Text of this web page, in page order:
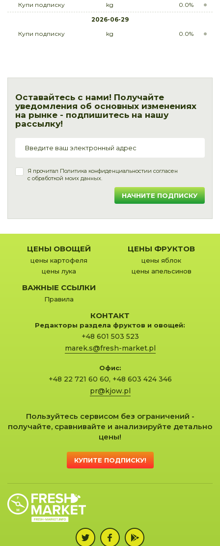
Купи подписку
kg
0.0%
2026-06-29
Купи подписку
kg 0.0%
Оставайтесь с нами! Получайте
уведомления об основных изменениях
на рынке - подпишитесь на нашу
рассылку!
Я прочитал Политика конфиденциальностии согласен
с обработкой моих данных.
НАЧНИТЕ ПОДПИСКУ
ЦЕНЫ ОВОЩЕЙ
цены картофеля
цены лука
ЦЕНЫ ФРУКТОВ
цены яблок
цены апельсинов
ВАЖНЫЕ ССЫЛКИ
Правила
КОНТАКТ
Редакторы раздела фруктов и овощей:
+48 601 503 523
marek.s@fresh-market.pl
Офис:
+48 22 721 60 60, +48 603 424 346
pr@kjow.pl
Пользуйтесь сервисом без ограничений -
получайте, сравнивайте и анализируйте детально
цены!
КУПИТЕ ПОДПИСКУ!